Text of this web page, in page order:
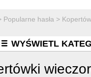
Popularne hasła >
WYŚWIETL